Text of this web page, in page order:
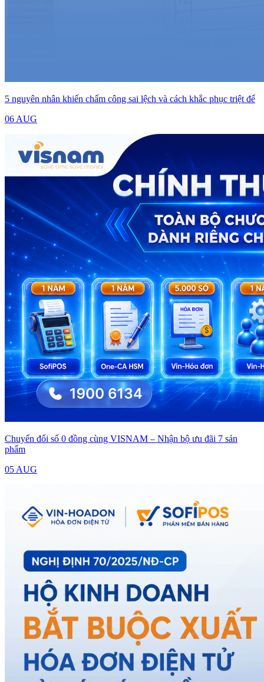
5 nguyên nhân khiến chấm công sai lệch và cách khắc phục triệt để
06 AUG
Chuyển đổi số 0 đồng cùng VISNAM – Nhận bộ ưu đãi 7 sản
phẩm
05 AUG